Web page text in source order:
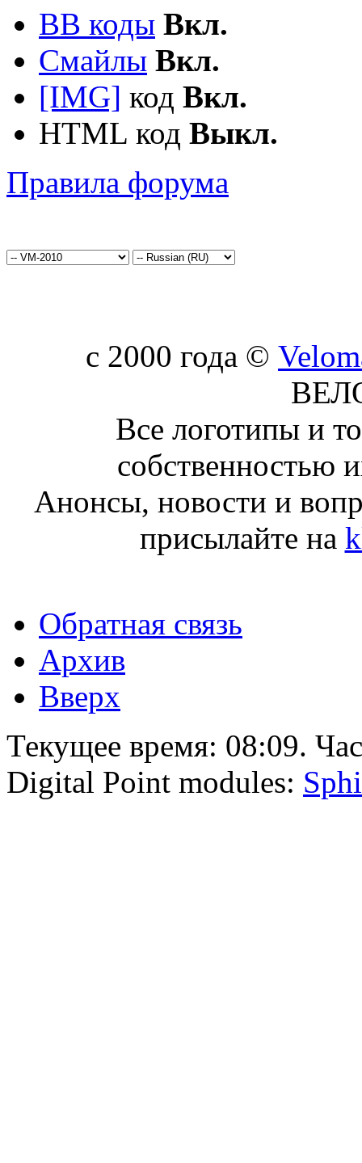
BB коды Вкл.
Смайлы Вкл.
[IMG] код Вкл.
HTML код Выкл.
Правила форума
c 2000 года ©
Все логотипы и
собственностью
Анонсы, новости и
присылайте на
Обратная связь
Архив
Вверх
Текущее время: 08:09.
Digital Point modules: